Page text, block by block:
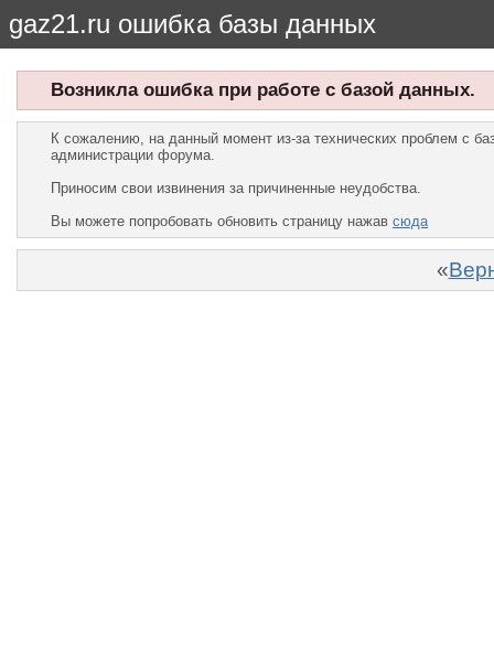
gaz21.ru ошибка базы данных
Возникла ошибка при работе с базой данных.
К сожалению, на данный момент из-за технических проблем с
администрации форума.
Приносим свои извинения за причиненные неудобства.
Вы можете попробовать обновить страницу нажав сюда
«